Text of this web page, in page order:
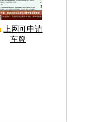
上网可申请
车牌